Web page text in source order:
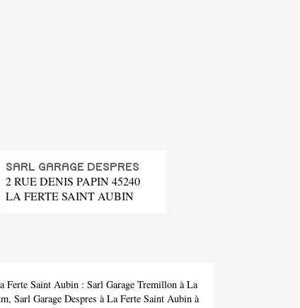
SARL GARAGE DESPRES
2 RUE DENIS PAPIN 45240
LA FERTE SAINT AUBIN
Ferte Saint Aubin : Sarl Garage Tremillon à La
Sarl Garage Despres à La Ferte Saint Aubin à